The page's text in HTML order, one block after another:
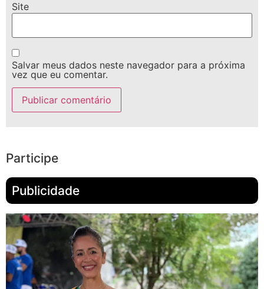
Site
Salvar meus dados neste navegador para a próxima
vez que eu comentar.
Participe
Publicidade